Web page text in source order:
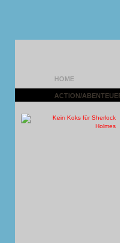
HOME
ACTION/